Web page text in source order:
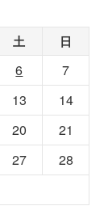
土 日
6
7
13
14
20
21
27
28